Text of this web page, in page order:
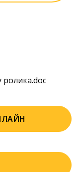
ролика.doc